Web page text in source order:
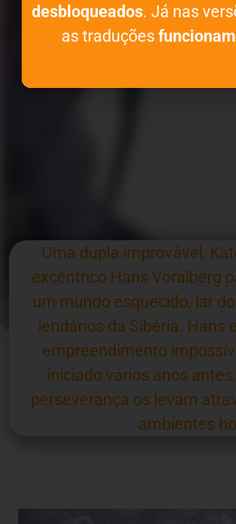
Uma dupla improvável,
excêntrico Hans Voralberg
um mundo esquecido, lar
lendários da Sibéria. Hans
empreendimento
iniciado vários anos
perseverança os levam
ambientes
desbloqueados. Já nas
as traduções